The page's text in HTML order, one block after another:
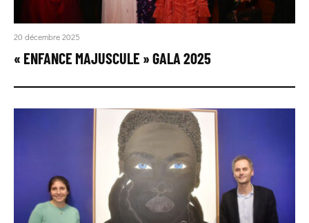
20 décembre 2025
« ENFANCE MAJUSCULE » GALA 2025